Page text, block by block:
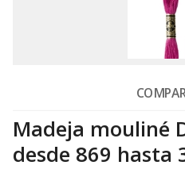
Madeja mouliné
desde 869 hasta